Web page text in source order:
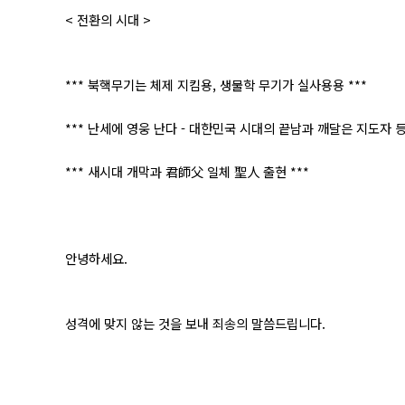
< 전환의 시대 >
*** 북핵무기는 체제 지킴용, 생물학 무기가 실사용용 ***
*** 난세에 영웅 난다 - 대한민국 시대의 끝남과 깨달은 지도자
*** 새시대 개막과 君師父 일체 聖人 출현 ***
안녕하세요.
성격에 맞지 않는 것을 보내 죄송의 말씀드립니다.